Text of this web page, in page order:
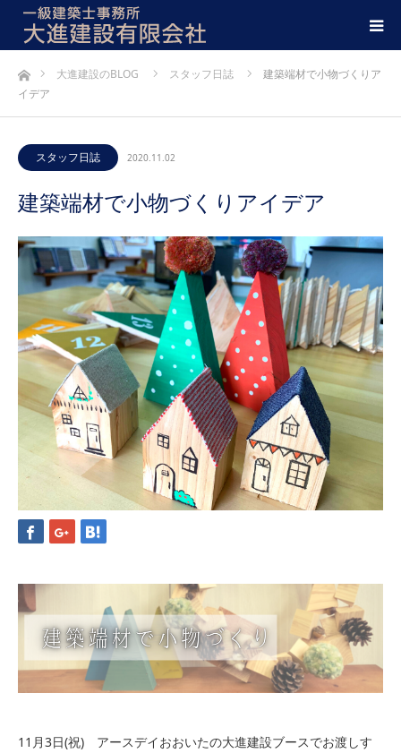
ホーム大進建設のBLOG スタッフ日誌
建築端材で小物づくりア
イデア
スタッフ日誌 2020.11.02
建築端材で小物づくりアイデア
11月3日(祝) アースデイおおいたの大進建設ブースでお渡しす